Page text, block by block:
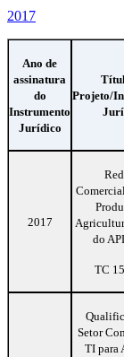
2017
Ano de
assinatura
do
Instrumento
Jurídico
Projeto/
2017
do
TC
Setor
TI para